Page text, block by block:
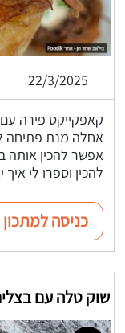
22/3/2025
קאפקייקס פירה
אחלה מנת פתיחה
אפשר להכין אותה
להכין וספרו לי איך
כניסה למתכון
שוק טלה עם